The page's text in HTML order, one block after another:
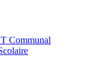
Communal